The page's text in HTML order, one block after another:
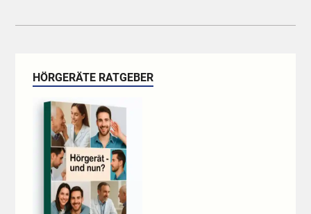
HÖRGERÄTE RATGEBER